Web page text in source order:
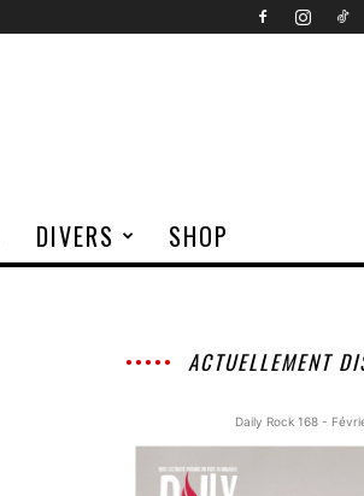
DIVERS SHOP
ACTUELLEMENT
Daily Rock 168 -